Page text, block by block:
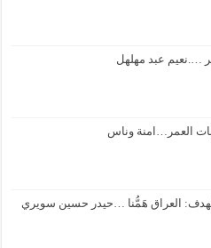
….نعيم عبد مهلهل
العمر…امنة وناس
العراق هَمُّنا …حيدر حسين سويري